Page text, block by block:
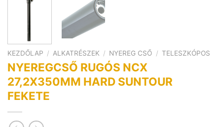
KEZDŐLAP / ALKATRÉSZEK / NYEREG CSŐ / TELESZKÓPOS
NYEREGCSŐ RUGÓS NCX
27,2X350MM HARD SUNTOUR
FEKETE